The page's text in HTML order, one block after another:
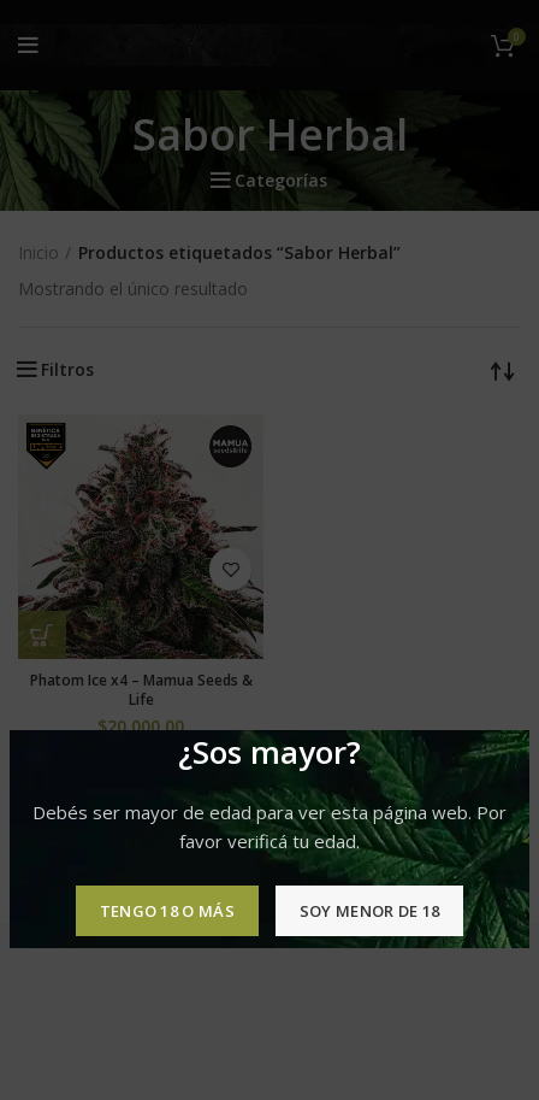
¿Sos mayor?
Debés ser mayor de edad para ver esta página web. Por
favor verificá tu edad.
TENGO 18 O MÁS SOY MENOR DE 18
0
Sabor Herbal
Categorías
Inicio
Productos etiquetados “Sabor Herbal”
Mostrando el único resultado
Filtros
Phatom Ice x4 – Mamua Seeds &
Life
$20,000.00